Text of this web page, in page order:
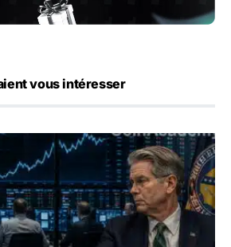
vous intéresser
vendu des euros sans prévenir la